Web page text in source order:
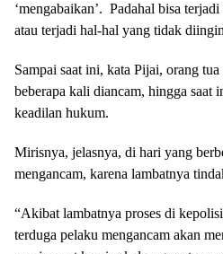
‘mengabaikan’. Padahal bisa
atau terjadi hal-hal yang tidak
Sampai saat ini, kata Pijai, orang
beberapa kali diancam, hingga saat
keadilan hukum.
Mirisnya, jelasnya, di hari yang
mengancam, karena lambatnya
“Akibat lambatnya proses di
terduga pelaku mengancam akan